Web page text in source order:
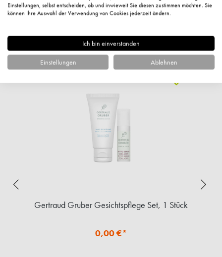
Kunden kauften auch
Gertraud Gruber Gesichtspflege Set, 1 Stück
0,00 €*
Einstellungen, selbst entscheiden, ob und inwieweit Sie diesen zustimmen möchten. Sie
können Ihre Auswahl der Verwendung von Cookies jederzeit ändern.
Ich bin einverstanden
Einstellungen Ablehnen